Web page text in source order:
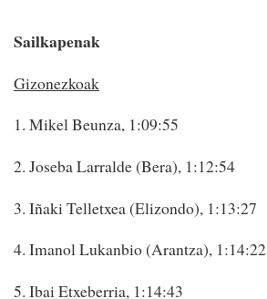
Sailkapenak
Gizonezkoak
1. Mikel Beunza, 1:09:55
2. Joseba Larralde (Bera), 1:12:54
3. Iñaki Telletxea (Elizondo), 1:13:27
4. Imanol Lukanbio (Arantza), 1:14:22
5. Ibai Etxeberria, 1:14:43